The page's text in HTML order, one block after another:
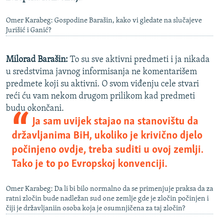
Omer Karabeg: Gospodine Barašin, kako vi gledate na slučajeve
Jurišić i Ganić?
Milorad Barašin: To su sve aktivni predmeti i ja nikada
u sredstvima javnog informisanja ne komentarišem
predmete koji su aktivni. O svom viđenju cele stvari
reći ću vam nekom drugom prilikom kad predmeti
budu okončani.
Ja sam uvijek stajao na stanovištu da
državljanima BiH, ukoliko je krivično djelo
počinjeno ovdje, treba suditi u ovoj zemlji.
Tako je to po Evropskoj konvenciji.
Omer Karabeg: Da li bi bilo normalno da se primenjuje praksa da za
ratni zločin bude nadležan sud one zemlje gde je zločin počinjen i
čiji je državljaniin osoba koja je osumnjičena za taj zločin?